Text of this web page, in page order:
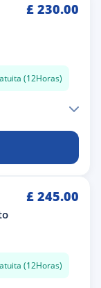
£ 230.00
(12Horas)
£ 245.00
(12Horas)